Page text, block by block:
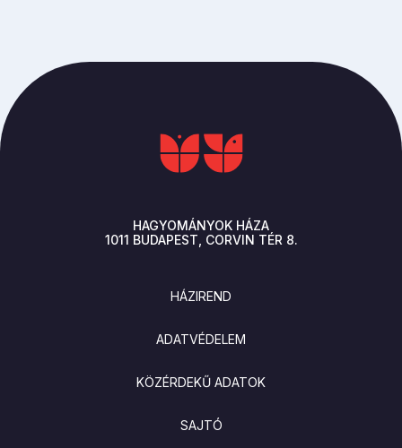
HAGYOMÁNYOK HÁZA
1011 BUDAPEST CORVIN TÉR 8.
HÁZIREND
ADATVÉDELEM
KÖZÉRDEKŰ ADATOK
SAJTÓ